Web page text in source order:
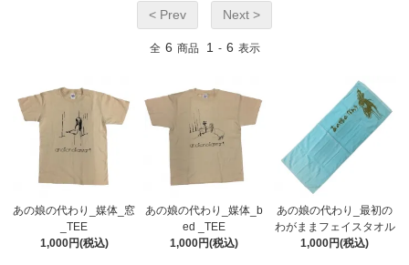
< Prev Next >
全 6 商品 1 - 6 表示
あの娘の代わり_媒体_窓
_TEE
1,000円(税込)
あの娘の代わり_媒体_b
ed _TEE
1,000円(税込)
あの娘の代わり_最初の
わがままフェイスタオル
1,000円(税込)